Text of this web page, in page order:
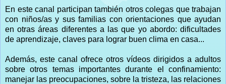
En este canal participan también otros colegas que trabajan
con niños/as y sus familias con orientaciones que ayudan
en otras áreas diferentes a las que yo abordo: dificultades
de aprendizaje, claves para lograr buen clima en casa...
Además, este canal ofrece otros vídeos dirigidos a adultos
sobre otros temas importantes durante el confinamiento:
manejar las preocupaciones, sobre la tristeza, las relaciones